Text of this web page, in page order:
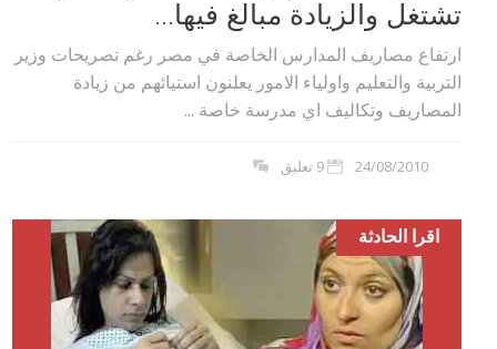
تشتغل والزيادة مبالغ فيها...
ارتفاع مصاريف المدارس الخاصة في مصر رغم تصريحات وزير
التربية والتعليم واولياء الامور يعلنون استيائهم من زيادة
المصاريف وتكاليف اي مدرسة خاصة ...
24/08/2010 9 تعليق
اقرا الحادثة